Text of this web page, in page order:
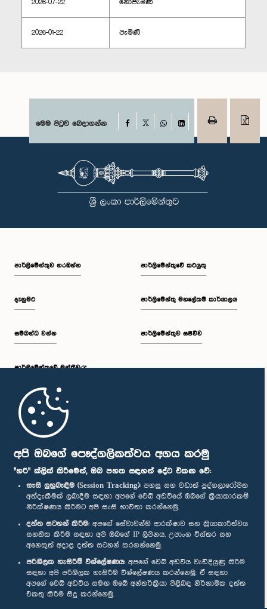
අපි ඔබගේ පෞද්ගලිකත්වය අගය කරමු
"හරි" ක්ලික් කිරීමෙන්, ඔබ පහත සඳහන් දේට එකඟ වේ:
සැසි ලුහුබැඳීම (Session Tracking): පහසු සහ වඩාත් පුද්ගලාරෝපිත
අත්දැකීමක් ලබාදීම සඳහා අපගේ වෙබ් අඩවියේ ඔබගේ ක්‍රියාකාරකම්
නිරීක්ෂණය කිරීමට අපි සැසි භාවිතා කරන්නෙමු.
දත්ත සටහන් කිරීම: අපගේ සේවාවන්හි ආරක්ෂාව සහ ක්‍රියාකාරීත්වය
සහතික කිරීම සඳහා අපි ඔබගේ IP ලිපිනය, උපාංග විස්තර සහ
අනෙකුත් අදාළ දත්ත සටහන් කරගන්නෙමු.
පරිශීලක හැසිරීම් විශ්ලේෂණය: අපගේ වෙබ් අඩවිය වැඩිදියුණු කිරීම
සඳහා අපි පරිශීලක හැසිරීම විශ්ලේෂණය කරන්නෙමු. ඒ සඳහා
අපගේ වෙබ් අඩවිය සමඟ ඔබේ අන්තර්ක්‍රියා පිළිබඳ නිර්නාමික දත්ත
එකතු කිරීම සිදු කරන්නෙමු.
2026-07-22 නොපැමිණි
2026-01-22 පැමිණි
මෙම පිටුව බෙදාගන්න Facebook
WhatsAppLinkedIn
පාර්ලි‌මේන්තුව නරඹන්න
දැනුමට
සම්බන්ධ වන්න
පාර්ලි‌මේන්තුවේ මන්ත්‍රීවරු
මුල් පිටුව
පාර්ලිමේන්තුවේ කටයුතු
පාර්ලිමේන්තු මහලේකම් කාර්යාලය
පාර්ලිමේන්තුව සජීවීව
පාර්ලිමේන්තු ජංගම යෙදුම
අප හා සම්බන්ධ වී සිටින්න :
සම්මාන
පෞද්ගලිකත්ව ප්‍රතිපත්තිය